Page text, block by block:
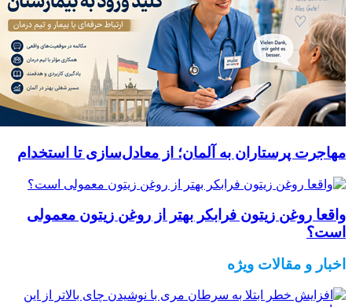
مهاجرت پرستاران به آلمان؛ از معادل‌سازی تا استخدام
واقعا روغن زیتون فرابکر بهتر از روغن زیتون معمولی
است؟
اخبار و مقالات ویژه